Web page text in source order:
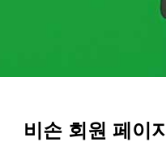
비손 회원 페이지